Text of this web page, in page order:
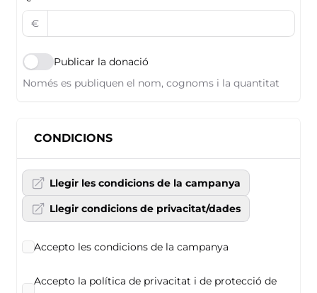
€
Publicar la donació
Només es publiquen el nom, cognoms i la quantitat
CONDICIONS
Llegir les condicions de la campanya
Llegir condicions de privacitat/dades
Accepto les condicions de la campanya
Accepto la política de privacitat i de protecció de